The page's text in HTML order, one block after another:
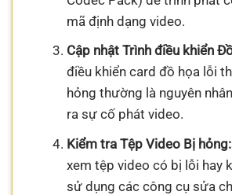
mã định dạng video.
Cập nhật Trình điều khiển
điều khiển card đồ họa lỗi
hỏng thường là nguyên
ra sự cố phát video.
Kiểm tra Tệp Video Bị hỏng:
xem tệp video có bị lỗi hay
sử dụng các công cụ sửa